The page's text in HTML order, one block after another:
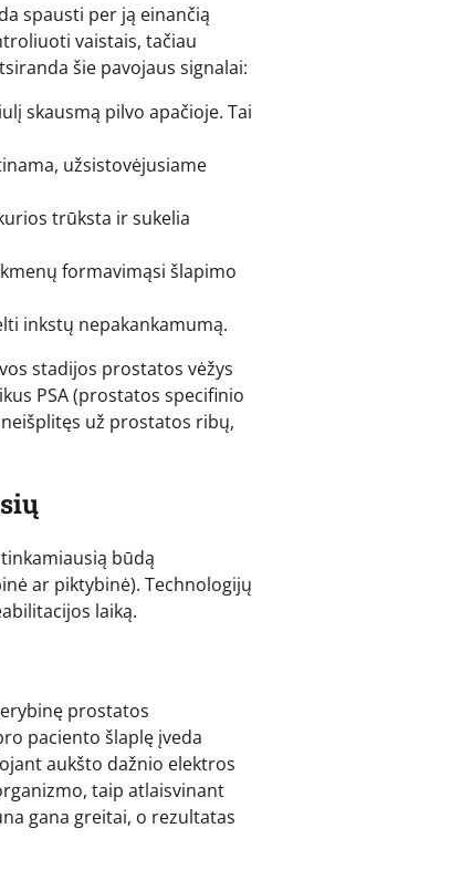
spausti per ją einančią
vaistais, tačiau
šie pavojaus signalai:
skausmą pilvo apačioje. Tai
užsistovėjusiame
trūksta ir sukelia
formavimąsi šlapimo
inkstų nepakankamumą.
stadijos prostatos vėžys
PSA (prostatos specifinio
už prostatos ribų,
būdą
ar piktybinė). Technologijų
laiką.
prostatos
paciento šlaplę įveda
aukšto dažnio elektros
taip atlaisvinant
gana greitai, o rezultatas